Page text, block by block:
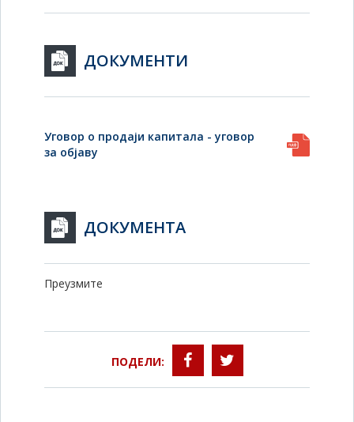
ДОКУМЕНТИ
Уговор о продаји капитала - уговор
за објаву
ДОКУМЕНТА
Преузмите
ПОДЕЛИ: